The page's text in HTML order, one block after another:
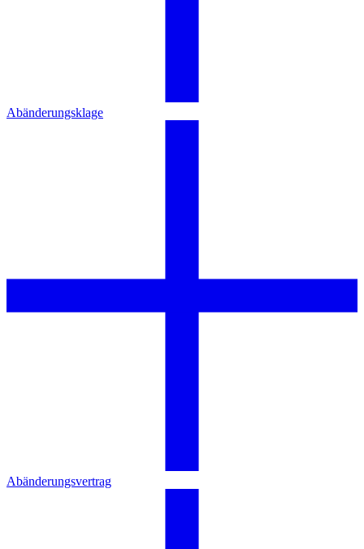
Abänderungsklage
Abänderungsvertrag